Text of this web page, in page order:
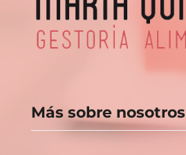
Más sobre nosotros